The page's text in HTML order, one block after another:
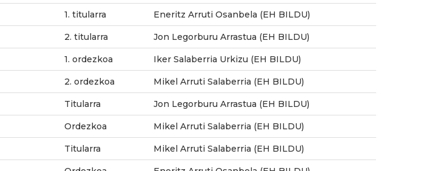
1. titularra Eneritz Arruti Osanbela (EH BILDU)
2. titularra Jon Legorburu Arrastua (EH BILDU)
1. ordezkoa Iker Salaberria Urkizu (EH BILDU)
2. ordezkoa Mikel Arruti Salaberria (EH BILDU)
Titularra Jon Legorburu Arrastua (EH BILDU)
Ordezkoa Mikel Arruti Salaberria (EH BILDU)
Titularra Mikel Arruti Salaberria (EH BILDU)